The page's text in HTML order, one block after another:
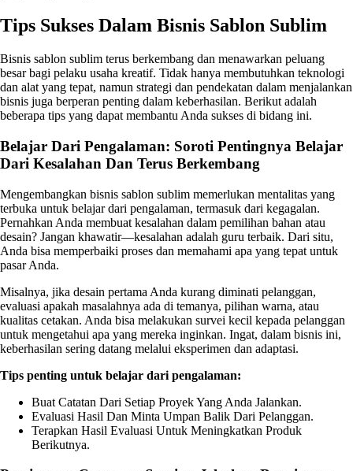
Tips Sukses Dalam Bisnis Sablon Sublim
Bisnis sablon sublim terus berkembang dan menawarkan peluang
besar bagi pelaku usaha kreatif. Tidak hanya membutuhkan teknologi
dan alat yang tepat, namun strategi dan pendekatan dalam menjalankan
bisnis juga berperan penting dalam keberhasilan. Berikut adalah
beberapa tips yang dapat membantu Anda sukses di bidang ini.
Belajar Dari Pengalaman: Soroti Pentingnya Belajar
Dari Kesalahan Dan Terus Berkembang
Mengembangkan bisnis sablon sublim memerlukan mentalitas yang
terbuka untuk belajar dari pengalaman, termasuk dari kegagalan.
Pernahkan Anda membuat kesalahan dalam pemilihan bahan atau
desain? Jangan khawatir—kesalahan adalah guru terbaik. Dari situ,
Anda bisa memperbaiki proses dan memahami apa yang tepat untuk
pasar Anda.
Misalnya, jika desain pertama Anda kurang diminati pelanggan,
evaluasi apakah masalahnya ada di temanya, pilihan warna, atau
kualitas cetakan. Anda bisa melakukan survei kecil kepada pelanggan
untuk mengetahui apa yang mereka inginkan. Ingat, dalam bisnis ini,
keberhasilan sering datang melalui eksperimen dan adaptasi.
Tips penting untuk belajar dari pengalaman:
Buat Catatan Dari Setiap Proyek Yang Anda Jalankan.
Evaluasi Hasil Dan Minta Umpan Balik Dari Pelanggan.
Terapkan Hasil Evaluasi Untuk Meningkatkan Produk
Berikutnya.